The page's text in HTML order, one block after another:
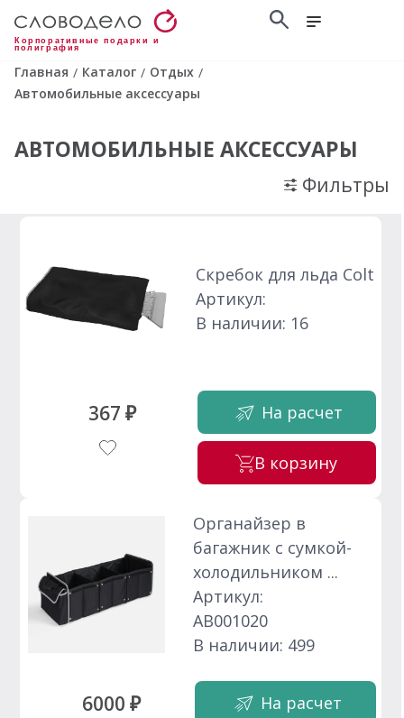
Корпоративные подарки и
полиграфия
Главная / Каталог / Отдых /
Автомобильные аксессуары
АВТОМОБИЛЬНЫЕ АКСЕССУАРЫ
Фильтры
367 ₽
Скребок для льда Colt
Артикул:
В наличии: 16
На расчет
В корзину
6000 ₽
Органайзер в
багажник с сумкой-
холодильником ...
Артикул:
АВ001020
В наличии: 499
На расчет